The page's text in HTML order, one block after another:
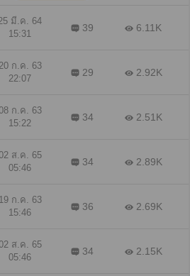
มี.ค. 64
15:31
39 6.11K
20 ก.ค. 63
22:07
29 2.92K
ก.ค. 63
15:22
34 2.51K
ส.ค. 65
05:46
34 2.89K
19 ก.ค. 63
15:46
36 2.69K
ส.ค. 65
05:46
34 2.15K